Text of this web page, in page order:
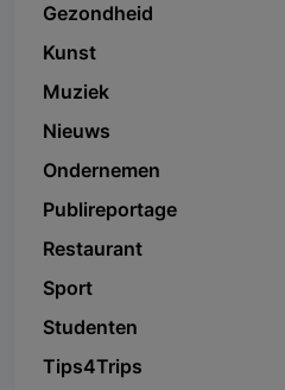
Gezondheid
Kunst
Muziek
Nieuws
Ondernemen
Publireportage
Restaurant
Sport
Studenten
Tips4Trips